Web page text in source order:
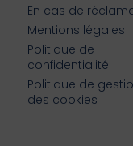
En cas de
Mentions légales
Politique de
confidentialité
Politique de
des cookies